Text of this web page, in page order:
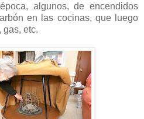
algunos, de encendidos
en las cocinas, que luego
gas, etc.